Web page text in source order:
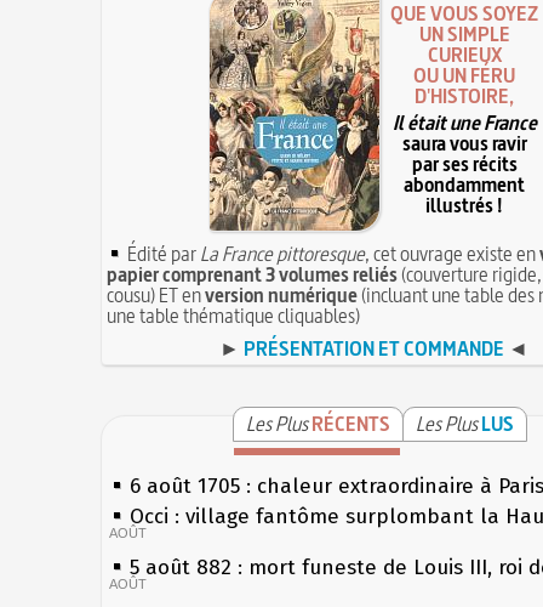
QUE VOUS SOYEZ
UN SIMPLE
CURIEUX
OU UN FÉRU
D'HISTOIRE,
Il était une France
saura vous ravir
par ses récits
abondamment
illustrés !
Édité parLa France pittoresque, cet ouvrage existe en
papier comprenant 3 volumes reliés(couverture
cousu) ET enversion numérique(incluant une table des
une table thématique cliquables)
► PRÉSENTATION ET COMMANDE ◄
Les PlusRÉCENTS Les PlusLUS
6 août 1705 : chaleur extraordinaire à Paris
Occi : village fantôme surplombant la
AOÛT
5 août 882 : mort funeste de Louis III, roi
AOÛT